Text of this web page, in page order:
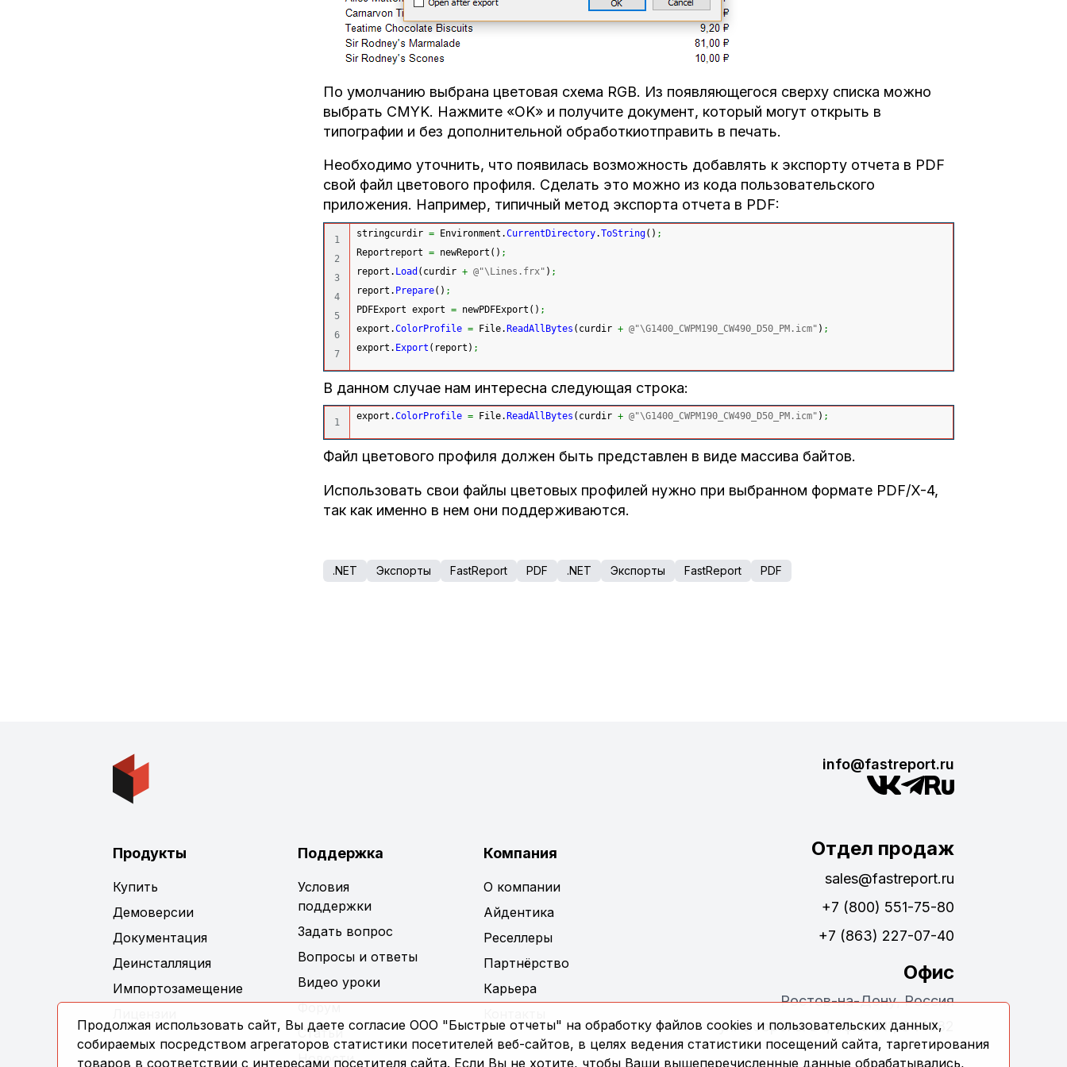
По умолчанию выбрана цветовая схема RGB. Из появляющегося сверху списка можно
выбрать CMYK. Нажмите «ОK» и получите документ, который могут открыть в
типографии и без дополнительной обработкиотправить в печать.
Необходимо уточнить, что появилась возможность добавлять к экспорту отчета в PDF
свой файл цветового профиля. Сделать это можно из кода пользовательского
приложения. Например, типичный метод экспорта отчета в PDF:
1
2
3
4
5
6
stringcurdir = Environment.CurrentDirectory.ToString( ) ;
Reportreport = newReport ( ) ;
report. Load ( curdir + @"\Lines.frx" ) ;
report. Prepare( ) ;
PDFExport export = newPDFExport ( ) ;
export.ColorProfile = File.ReadAllBytes ( curdir + @"\G1400_CWPM190_CW490_D50_PM.icm" ) ;
export. Export ( report ) ;
В данном случае нам интересна следующая строка:
export.ColorProfile = File. ReadAllBytes ( curdir + @"\G1400_CWPM190_CW490_D50_PM.icm" ) ;
Файл цветового профиля должен быть представлен в виде массива байтов.
Использовать свои файлы цветовых профилей нужно при выбранном формате PDF/X-4,
так как именно в нем они поддерживаются.
.NET Экспорты FastReport PDF .NET Экспорты FastReport PDF
info@fastreport.ru
Отдел продаж
sales@fastreport.ru
+7 (800) 551-75-80
+7 (863) 227-07-40
Офис
Ростов-на-Дону, Россия
ул. Обороны 24, офис 311, 344082
Продукты
Купить
Демоверсии
Документация
Деинсталляция
Импортозамещение
Поддержка
Условия
поддержки
Задать вопрос
Вопросы и ответы
Видео уроки
Форум
Статьи
Новости
Компания
О компании
Айдентика
Реселлеры
Партнёрство
Карьера
Продолжая использовать сайт, Вы даете согласие ООО "Быстрые отчеты" на обработку файлов cookies и пользовательских данных,
собираемых посредством агрегаторов статистики посетителей веб-сайтов, в целях ведения статистики посещений сайта, таргетирования
товаров в соответствии с интересами посетителя сайта. Если Вы не хотите, чтобы Ваши вышеперечисленные данные обрабатывались,